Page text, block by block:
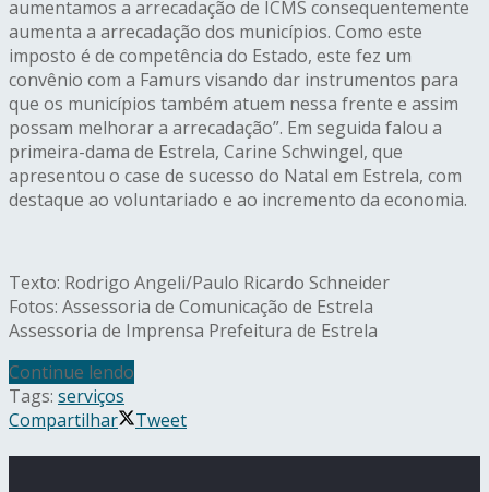
aumentamos a arrecadação de ICMS consequentemente
aumenta a arrecadação dos municípios. Como este
imposto é de competência do Estado, este fez um
convênio com a Famurs visando dar instrumentos para
que os municípios também atuem nessa frente e assim
possam melhorar a arrecadação”. Em seguida falou a
primeira-dama de Estrela, Carine Schwingel, que
apresentou o case de sucesso do Natal em Estrela, com
destaque ao voluntariado e ao incremento da economia.
Texto: Rodrigo Angeli/Paulo Ricardo Schneider
Fotos: Assessoria de Comunicação de Estrela
Assessoria de Imprensa Prefeitura de Estrela
Continue lendo
Tags: serviços
Compartilhar
Tweet